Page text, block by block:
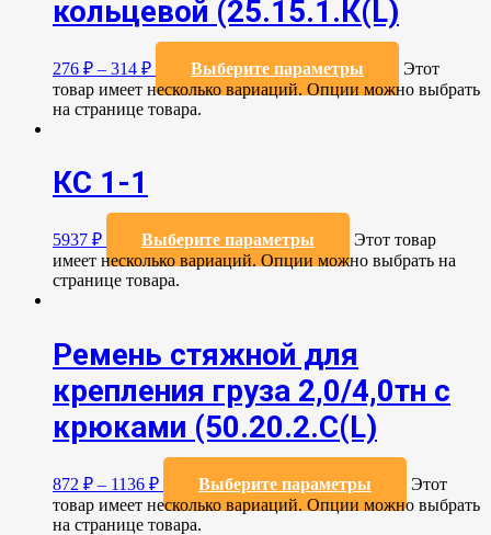
кольцевой (25.15.1.К(L)
276 ₽ – 314 ₽ Выберите параметры
Этот
товар имеет несколько вариаций. Опции можно выбрать
на странице товара.
КС 1-1
5937 ₽ Выберите параметры
Этот товар
имеет несколько вариаций. Опции можно выбрать на
странице товара.
Ремень стяжной для
крепления груза 2,0/4,0тн с
крюками (50.20.2.C(L)
872 ₽ – 1136 ₽ Выберите параметры
Этот
товар имеет несколько вариаций. Опции можно выбрать
на странице товара.